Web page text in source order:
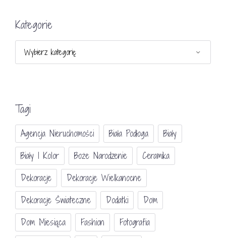
Kategorie
Tagi
Agencja Nieruchomości Biała Podłoga
Biały
Biały I Kolor
Boże Narodzenie
Ceramika
Dekoracje
Dekoracje Wielkanocne
Dekoracje Świateczne
Dodatki
Dom
Dom Miesiąca
Fashion
Fotografia